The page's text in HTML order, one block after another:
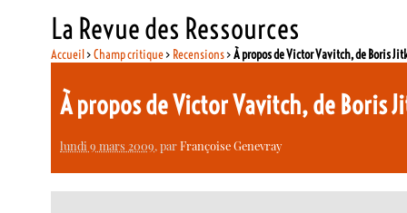
La Revue des Ressources
Accueil>Champ critique> Recensions>À propos de Victor Vavitch, de Boris
À propos de Victor Vavitch, de Boris
lundi 9 mars 2009, parFrançoise Genevray